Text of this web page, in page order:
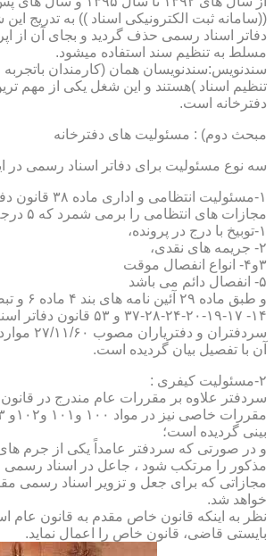
((سامانه ثبت الکترونیکی اسناد )) به تدریج
دفاتر اسناد رسمی حذف گردید و بجای آن از
مسلط به تنظیم سند استفاده میشود.
سندنویس:سندنویسان همان (کارمندان
تنظیم اسناد )هستند و این شغل یکی از مهم
دفترخانه است.
مبحث دوم) : مسئولیت های دفترخانه
سه نوع مسئولیت برای دفاتر اسناد رسمی در
۱-مسئولیت انتظامی
مجازات های انتظامی را برمی شمرد که ۵ درجه شامل :
۱-توبیخ با درج در پرونده،
۲- جریمه های نقدی،
۳و۴- انواع انفصال موقت
۵- انفصال دائم می باشد
۱۴- ۱۷-۱۹-۲۰-۲۴-۲۸-۳۷ و ۵۳
سردفتران و
آن با تفصیل بیان گردیده است.
۲-مسئولیت کیفری :
سردفتر علاوه بر مقررات عام مندرج در
بینی گردیده است؛
و در صورتی که سردفتر عامداً یکی از جرم
مذکور را مرتکب شود ، جاعل در اسناد
مجازاتی که برای جعل و تزویر اسناد رسمی
خواهد شد.
نظر به اینکه قانون خاص مقدم به قانون عام
بایستی قاضی، قانون خاص را اعمال نماید.